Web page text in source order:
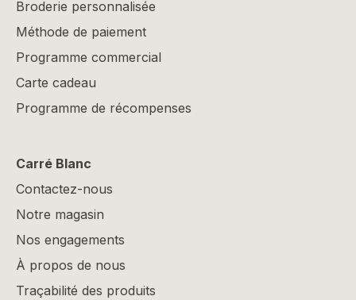
Broderie personnalisée
Méthode de paiement
Programme commercial
Carte cadeau
Programme de récompenses
Carré Blanc
Contactez-nous
Notre magasin
Nos engagements
À propos de nous
Traçabilité des produits